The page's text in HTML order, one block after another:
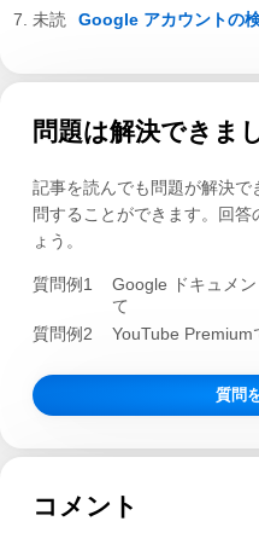
Google アカウントの
問題は解決できま
記事を読んでも問題が解決
問することができます。回
ょう。
質問例1
Google ドキュメ
て
質問例2
YouTube Premium
質問
コメント